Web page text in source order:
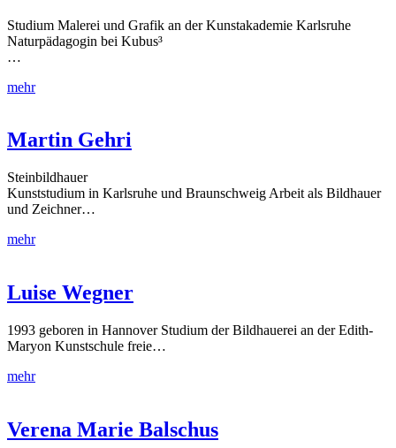
Studium Malerei und Grafik an der Kunstakademie Karlsruhe
Naturpädagogin bei Kubus³
…
mehr
Martin Gehri
Steinbildhauer
Kunststudium in Karlsruhe und Braunschweig Arbeit als Bildhauer
und Zeichner…
mehr
Luise Wegner
1993 geboren in Hannover Studium der Bildhauerei an der Edith-
Maryon Kunstschule freie…
mehr
Verena Marie Balschus